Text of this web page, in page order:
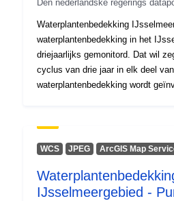
brændt. Se laget "Point Map Field
få et overblik over målepunkterne.
kan også forekomme uden for
Den nederlandske regerings
Waterplantenbedekking
waterplantenbedekking in het
driejaarlijks gemonitord. Dat wil
cyclus van drie jaar in elk deel
waterplantenbedekking wordt
2018 niet gebiedsdekkend
beperkt aantal locaties.Voor elk
totale bedekkingaanwezig. Deze
geinterpoleerde data. Daarnaast is
WCS JPEG ArcGIS Map
IJsselmeergebied -